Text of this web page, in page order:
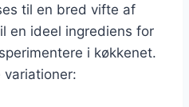
til en bred vifte af
en ideel ingrediens for
i køkkenet.